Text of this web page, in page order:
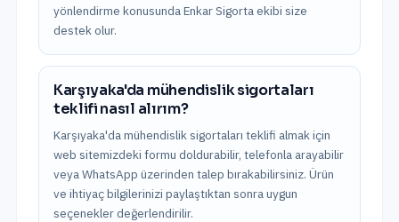
yönlendirme konusunda Enkar Sigorta ekibi size
destek olur.
Karşıyaka'da mühendislik sigortaları
teklifi nasıl alırım?
Karşıyaka'da mühendislik sigortaları teklifi almak için
web sitemizdeki formu doldurabilir, telefonla arayabilir
veya WhatsApp üzerinden talep bırakabilirsiniz. Ürün
ve ihtiyaç bilgilerinizi paylaştıktan sonra uygun
seçenekler değerlendirilir.